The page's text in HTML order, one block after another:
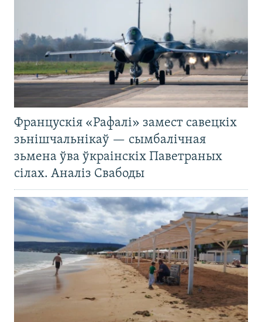
Францускія «Рафалі» замест савецкіх
зьнішчальнікаў — сымбалічная
зьмена ўва ўкраінскіх Паветраных
сілах. Аналіз Свабоды